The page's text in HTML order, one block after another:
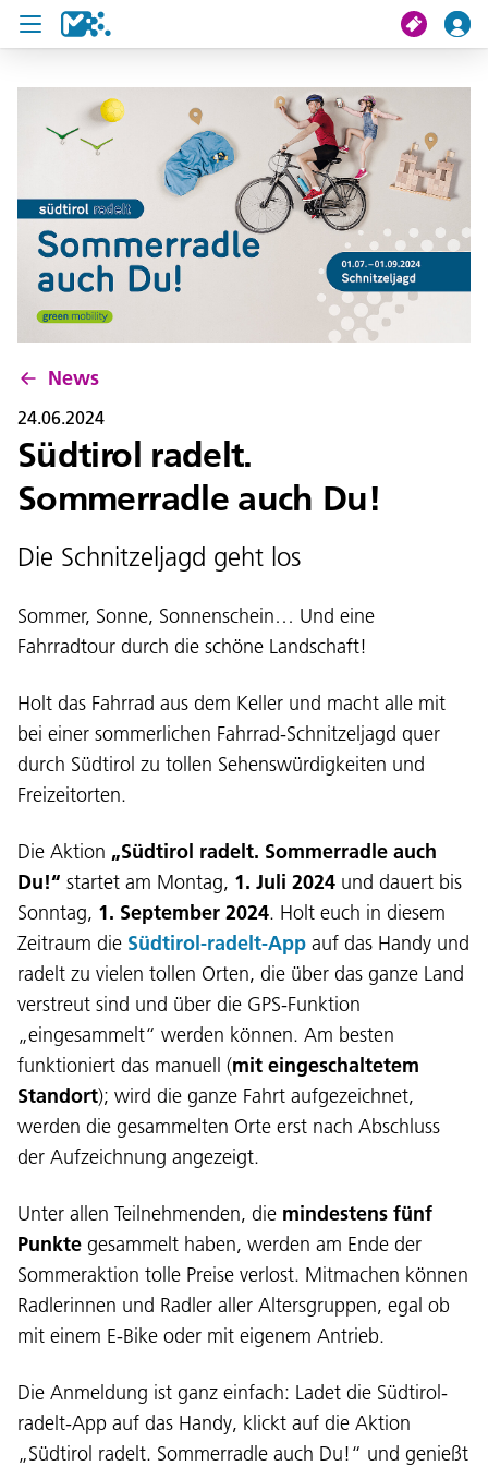
Suche
Tickets
U19 Pass
News
Projekte
Service und Kontakt
Sprache:
Service Desk:+39 0471 220880
News
24.06.2024
Südtirol radelt.
Sommerradle auch Du!
Die Schnitzeljagd geht los
Sommer, Sonne, Sonnenschein… Und eine
Fahrradtour durch die schöne Landschaft!
Holt das Fahrrad aus dem Keller und macht alle mit
bei einer sommerlichen Fahrrad-Schnitzeljagd quer
durch Südtirol zu tollen Sehenswürdigkeiten und
Freizeitorten.
Die Aktion „Südtirol radelt. Sommerradle auch
Du!“ startet am Montag, 1. Juli 2024 und dauert bis
Sonntag, 1. September 2024. Holt euch in diesem
Zeitraum die Südtirol-radelt-App auf das Handy und
radelt zu vielen tollen Orten, die über das ganze Land
verstreut sind und über die GPS-Funktion
„eingesammelt“ werden können. Am besten
funktioniert das manuell (mit eingeschaltetem
Standort); wird die ganze Fahrt aufgezeichnet,
werden die gesammelten Orte erst nach Abschluss
der Aufzeichnung angezeigt.
Unter allen Teilnehmenden, die mindestens fünf
Punkte gesammelt haben, werden am Ende der
Sommeraktion tolle Preise verlost. Mitmachen können
Radlerinnen und Radler aller Altersgruppen, egal ob
mit einem E-Bike oder mit eigenem Antrieb.
Die Anmeldung ist ganz einfach: Ladet die Südtirol-
radelt-App auf das Handy, klickt auf die Aktion
„Südtirol radelt. Sommerradle auch Du!“ und genießt